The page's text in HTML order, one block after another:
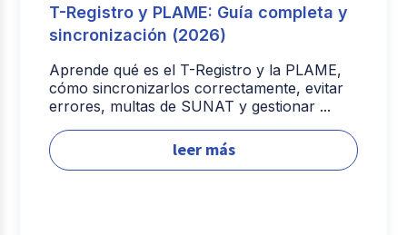
T-Registro y PLAME: Guía completa y
sincronización (2026)
Aprende qué es el T-Registro y la PLAME,
cómo sincronizarlos correctamente, evitar
errores, multas de SUNAT y gestionar ...
leer más